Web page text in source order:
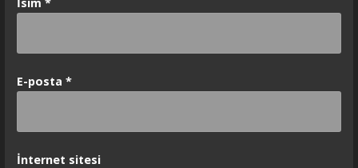
İsim *
E-posta *
İnternet sitesi